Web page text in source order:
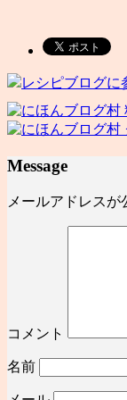
レシピブログに
Message
メールアドレスが
コメント
名前